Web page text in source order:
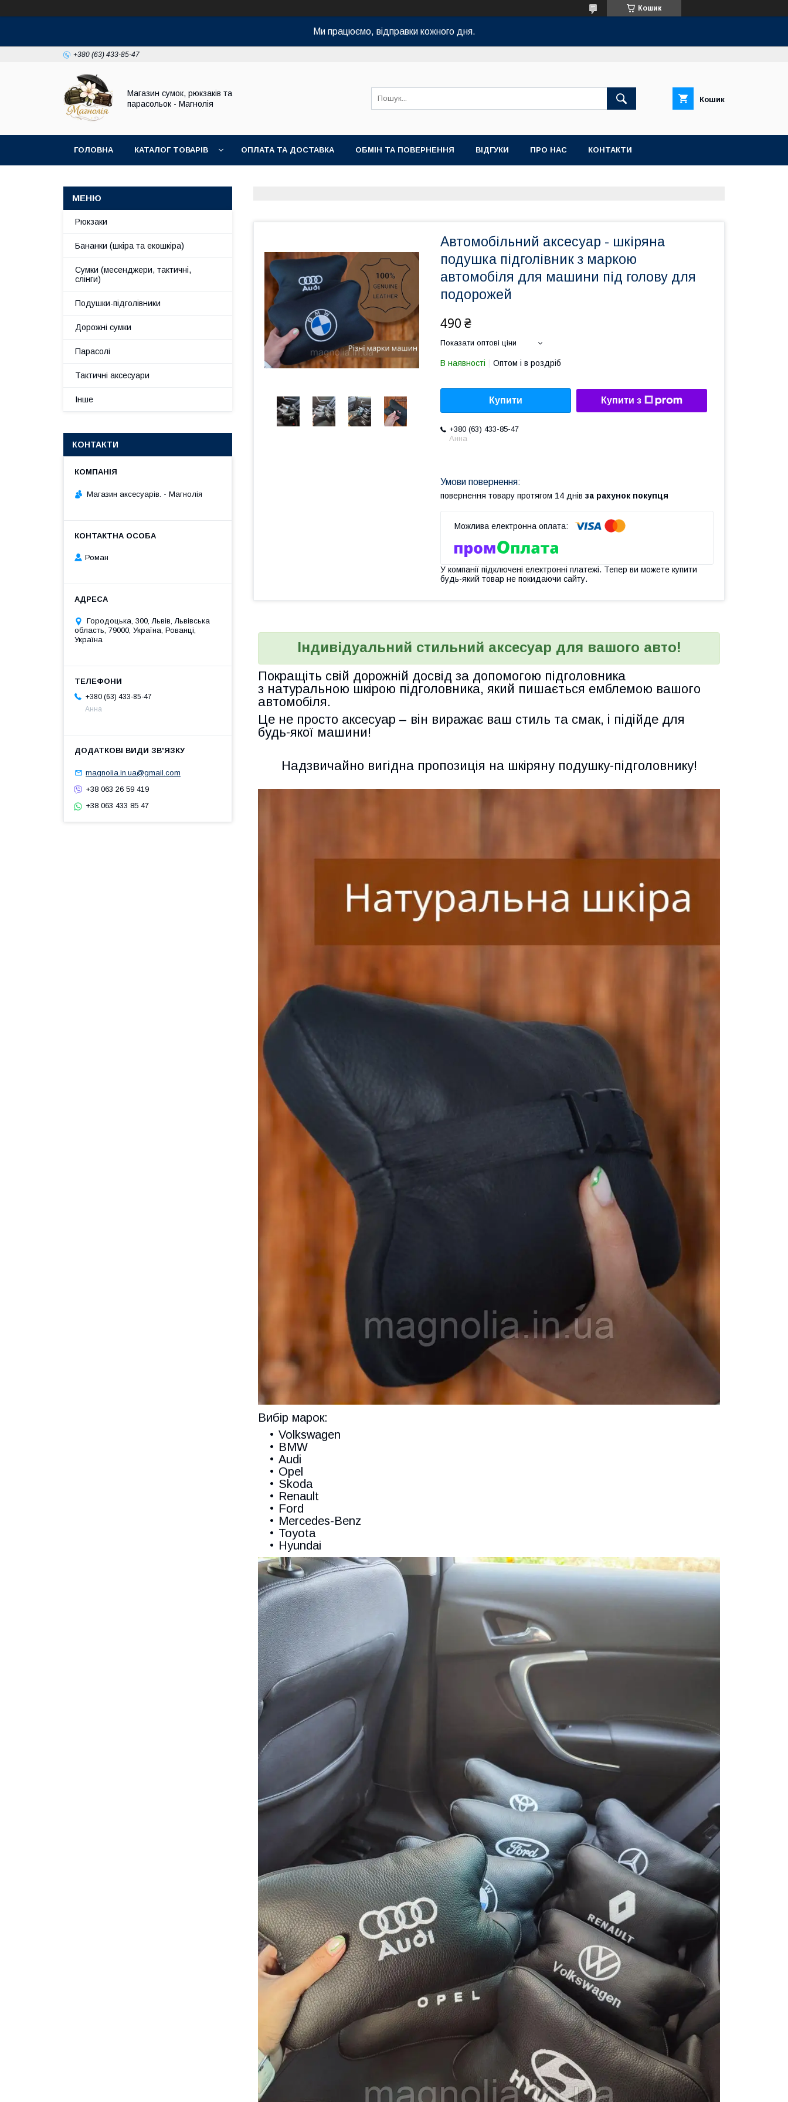
Кошик
Ми працюємо, відправки кожного дня.
+380 (63) 433-85-47
Магазин сумок, рюкзаків та
парасольок - Магнолія
Кошик
ГОЛОВНА КАТАЛОГ ТОВАРІВ ОПЛАТА ТА ДОСТАВКА ОБМІН ТА ПОВЕРНЕННЯ ВІДГУКИ ПРО НАС КОНТАКТИ
Автомобільний аксесуар - шкіряна
подушка підголівник з маркою
автомобіля для машини під голову для
подорожей
490 ₴
Показати оптові ціни
В наявності Оптом і в роздріб
Купити Купити з
+380 (63) 433-85-47
Анна
повернення товару протягом 14 днів за рахунок покупця
У компанії підключені електронні платежі. Тепер ви можете купити
будь-який товар не покидаючи сайту.
Індивідуальний стильний аксесуар для вашого авто!
Покращіть свій дорожній досвід за допомогою підголовника
з натуральною шкірою підголовника, який пишається емблемою вашого
автомобіля.
Це не просто аксесуар – він виражає ваш стиль та смак, і підійде для
будь-якої машини!
Надзвичайно вигідна пропозиція на шкіряну подушку-підголовнику!
Вибір марок:
Volkswagen
BMW
Audi
Opel
Skoda
Renault
Ford
Mercedes-Benz
Toyota
Hyundai
Рюкзаки
Бананки (шкіра та екошкіра)
Сумки (месенджери, тактичні,
слінги)
Подушки-підголівники
Дорожні сумки
Парасолі
Тактичні аксесуари
Інше
КОНТАКТИ
Магазин аксесуарів. - Магнолія
Роман
Городоцька, 300, Львів, Львівська
область, 79000, Україна, Рованці,
Україна
+380 (63) 433-85-47
Анна
magnolia.in.ua@gmail.com
+38 063 26 59 419
+38 063 433 85 47